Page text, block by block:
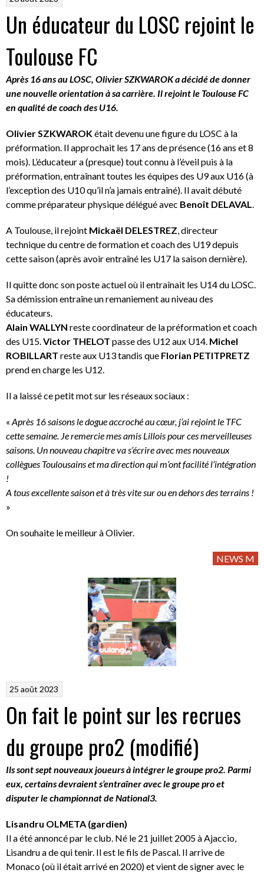
Un éducateur du LOSC rejoint le
Toulouse FC
Après 16 ans au LOSC, Olivier SZKWAROK a décidé de donner
une nouvelle orientation à sa carrière. Il rejoint le Toulouse FC
en qualité de coach des U16.
Olivier SZKWAROKétait devenu une figure du LOSC à la
préformation. Il approchait les 17 ans de présence (16 ans et 8
mois). L’éducateur a (presque) tout connu à l’éveil puis à la
préformation, entraînant toutes les équipes des U9 aux U16 (à
l’exception des U10 qu’il n’a jamais entraîné). Il avait débuté
comme préparateur physique délégué avec Benoît DELAVAL
A Toulouse, il rejoint Mickaël DELESTREZ , directeur
technique du centre de formation et coach des U19 depuis
cette saison (après avoir entraîné les U17 la saison dernière).
Il quitte donc son poste actuel où il entraînait les U14 du LOSC.
Sa démission entraîne un remaniement au niveau des
éducateurs.
Alain WALLYN reste coordinateur de la préformation et coach
des U15. Victor THELOT passe des U12 aux U14. Michel
ROBILLART reste aux U13 tandis que Florian PETITPRETZ
prend en charge les U12.
Il a laissé ce petit mot sur les réseaux sociaux :
« Après 16 saisons le dogue accroché au cœur, j’ai rejoint le TFC
cette semaine. Je remercie mes amis Lillois pour ces merveilleuses
saisons. Un nouveau chapitre va s’écrire avec mes nouveaux
collègues Toulousains et ma direction qui m’ont facilité l’intégration
!
A tous excellente saison et à très vite sur ou en dehors des terrains !
»
On souhaite le meilleur à Olivier.
NEWS M
25 août 2023
On fait le point sur les recrues
du groupe pro2 (modifié)
Ils sont sept nouveaux joueurs à intégrer le groupe pro2. Parmi
eux, certains devraient s’entraîner avec le groupe pro et
disputer le championnat de National3.
Lisandru OLMETA (gardien)
Il a été annoncé par le club. Né le 21 juillet 2005 à Ajaccio,
Lisandru a de qui tenir. Il est le fils de Pascal. Il arrive de
Monaco (où il était arrivé en 2020) et vient de signer avec le